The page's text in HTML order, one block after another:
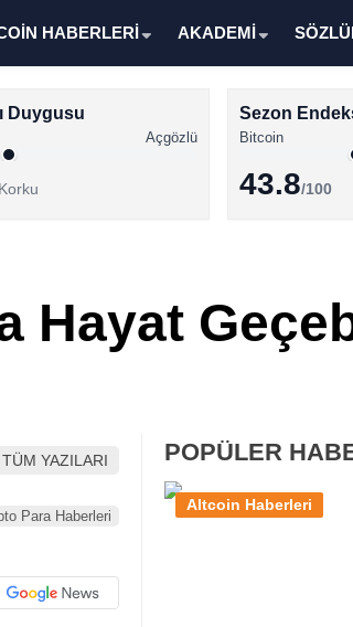
HABERLERİ AKADEMİ
Duygusu
Açgözlü
Korku
Sezon
Bitcoin
43.8/100
Hayat
TÜM YAZILARI
Para Haberleri
POPÜLER
Altcoin Haberleri